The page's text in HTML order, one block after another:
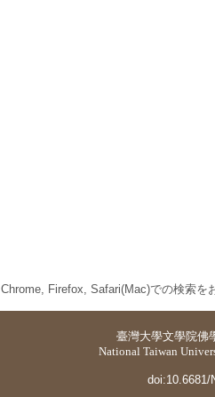
Chrome, Firefox, Safari(Mac)での検索を
臺灣大學文學院佛
National Taiwan
doi:10.6681/